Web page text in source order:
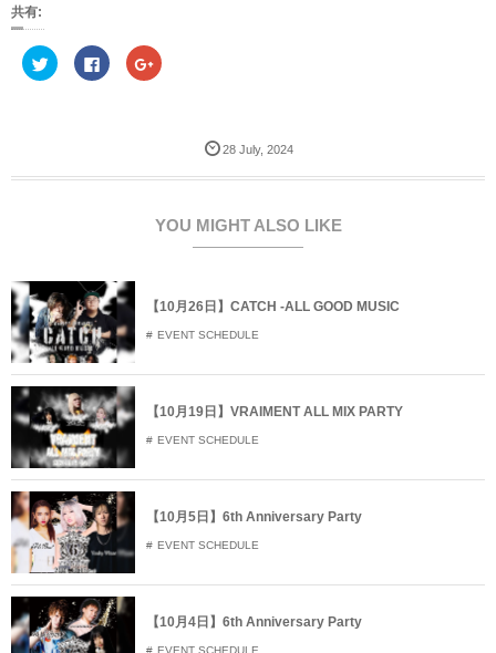
共有:
ク
リ
t
新
し
い
ウ
ィ
ン
ド
ウ
で
開
き
ま
す
)
F
a
共
ッ
ク
し
て
く
だ
さ
い
(
新
し
い
ウ
ィ
ン
ド
ウ
で
開
き
ま
)
ク
リ
g
+
で
し
い
ィ
ウ
開
き
す
28 July,2024
YOU MIGHT ALSO LIKE
【10月26日】CATCH -ALL GOOD MUSIC
EVENT SCHEDULE
【10月19日】VRAIMENT ALL MIX PARTY
EVENT SCHEDULE
【10月5日】6th Anniversary Party
EVENT SCHEDULE
【10月4日】6th Anniversary Party
EVENT SCHEDULE